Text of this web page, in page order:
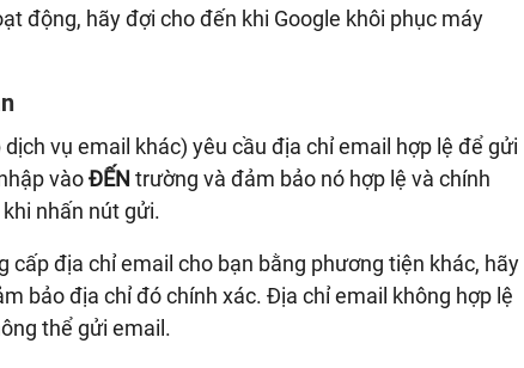
động, hãy đợi cho đến khi Google khôi phục máy
vụ email khác) yêu cầu địa chỉ email hợp lệ để gửi
vàoĐẾN trường và đảm bảo nó hợp lệ và chính
nhấn nút gửi.
cấp địa chỉ email cho bạn bằng phương tiện khác, hãy
bảo địa chỉ đó chính xác. Địa chỉ email không hợp lệ
thể gửi email.